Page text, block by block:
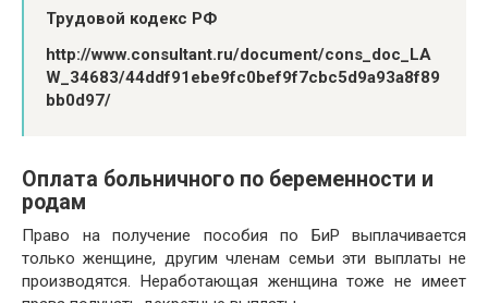
Трудовой кодекс РФ
http://www.consultant.ru/document/cons_doc_LA
W_34683/44ddf91ebe9fc0bef9f7cbc5d9a93a8f89
bb0d97/
Оплата больничного по беременности и
родам
Право на получение пособия по БиР выплачивается
только женщине, другим членам семьи эти выплаты не
производятся. Неработающая женщина тоже не имеет